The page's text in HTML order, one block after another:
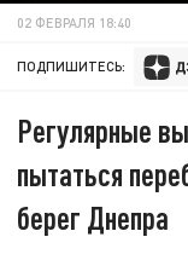
02 ФЕВРАЛЯ 18:40
ПОДПИШИТЕСЬ:
Регулярные
пытаться
берег Днепра